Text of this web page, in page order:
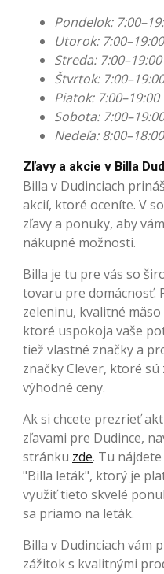
Pondelok:
Utorok: 7:00–19:00
Streda: 7:00–19:00
Štvrtok: 7:00–19:00
Piatok: 7:00–19:00
Sobota: 7:00–19:00
Nedeľa: 8:00–18:00
Zľavy a akcie v Billa
Billa v Dudinciach
akcií, ktoré oceníte. V
zľavy a ponuky, aby
nákupné možnosti.
Billa je tu pre vás so
tovaru pre domácnosť.
zeleninu, kvalitné
ktoré uspokoja vaše
tiež vlastné značky a
značky Clever, ktoré
výhodné ceny.
Ak si chcete prezrieť
zľavami pre Dudince,
stránku zde. Tu
"Billa leták", ktorý je
využiť tieto skvelé
sa priamo na leták.
Billa v Dudinciach vám
zážitok s kvalitnými